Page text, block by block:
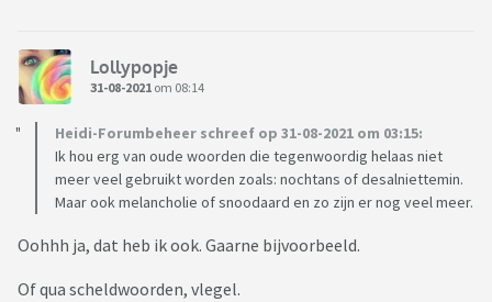
Lollypopje
31-08-2021 om 08:14
Heidi-Forumbeheer schreef op 31-08-2021 om 03:15:
Ik hou erg van oude woorden die tegenwoordig helaas niet
meer veel gebruikt worden zoals: nochtans of desalniettemin.
Maar ook melancholie of snoodaard en zo zijn er nog veel meer.
Oohhh ja, dat heb ik ook. Gaarne bijvoorbeeld.
Of qua scheldwoorden, vlegel.